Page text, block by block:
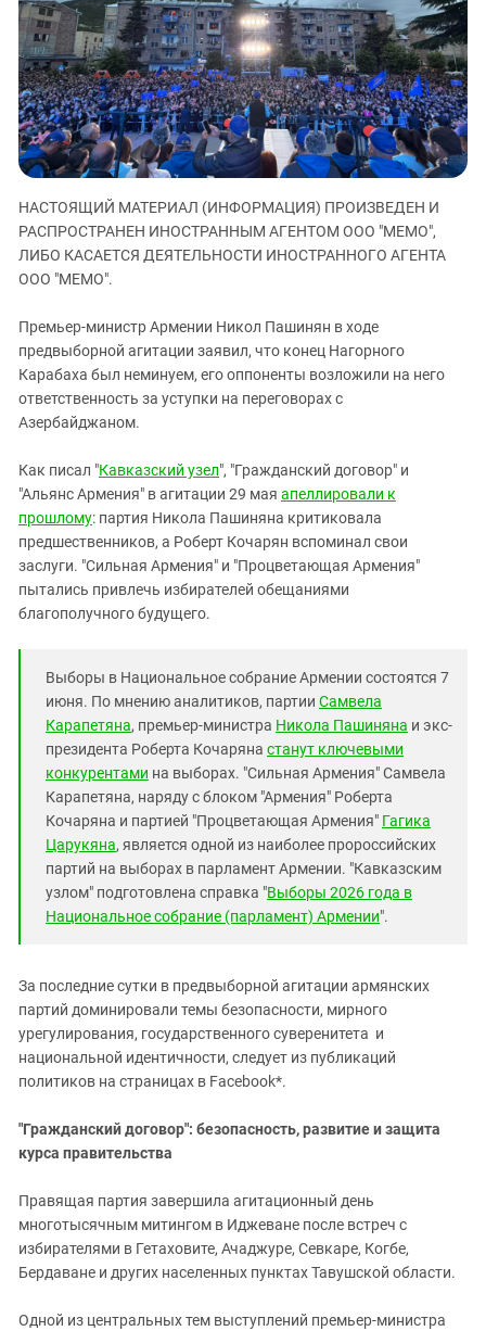
ЗАСТАВЛЯЕТ
КАВКАЗ ЗА ПАЛЕСТИНУ
ИНАКОМЫСЛИЕ В ЧЕЧНЕ
ПРЕСЛЕДОВАНИЕ АКТИВИСТОВ
МОБИЛИЗАЦИЯ И ПРОТЕСТЫ
Дагестан
Ингушетия
Кабардино-Балкария
Калмыкия
Карачаево-Черкесия
Нагорный Карабах
Российская Федерация
Ростовская область
Северная Осетия - Алания
СКФО
Ставропольский край
Чечня
Южный Кавказ
ЮФО
НАСТОЯЩИЙ МАТЕРИАЛ (ИНФОРМАЦИЯ) ПРОИЗВЕДЕН И
РАСПРОСТРАНЕН ИНОСТРАННЫМ АГЕНТОМ ООО "МЕМО",
ЛИБО КАСАЕТСЯ ДЕЯТЕЛЬНОСТИ ИНОСТРАННОГО АГЕНТА
ООО "МЕМО".
Премьер-министр Армении Никол Пашинян в ходе
предвыборной агитации заявил, что конец Нагорного
Карабаха был неминуем, его оппоненты возложили на него
ответственность за уступки на переговорах с
Азербайджаном.
Как писал "Кавказский узел", "Гражданский договор" и
"Альянс Армения" в агитации 29 мая апеллировали к
прошлому: партия Никола Пашиняна критиковала
предшественников, а Роберт Кочарян вспоминал свои
заслуги. "Сильная Армения" и "Процветающая Армения"
пытались привлечь избирателей обещаниями
благополучного будущего.
Выборы в Национальное собрание Армении состоятся 7
июня. По мнению аналитиков, партии Самвела
Карапетяна, премьер-министра Никола Пашиняна и экс-
президента Роберта Кочаряна станут ключевыми
конкурентами на выборах. "Сильная Армения" Самвела
Карапетяна, наряду с блоком "Армения" Роберта
Кочаряна и партией "Процветающая Армения" Гагика
Царукяна, является одной из наиболее пророссийских
партий на выборах в парламент Армении. "Кавказским
узлом" подготовлена справка "Выборы 2026 года в
Национальное собрание (парламент) Армении".
За последние сутки в предвыборной агитации армянских
партий доминировали темы безопасности, мирного
урегулирования, государственного суверенитета и
национальной идентичности, следует из публикаций
политиков на страницах в Facebook*.
"Гражданский договор": безопасность, развитие и защита
курса правительства
Правящая партия завершила агитационный день
многотысячным митингом в Иджеване после встреч с
избирателями в Гетаховите, Ачаджуре, Севкаре, Когбе,
Бердаване и других населенных пунктах Тавушской области.
Одной из центральных тем выступлений премьер-министра